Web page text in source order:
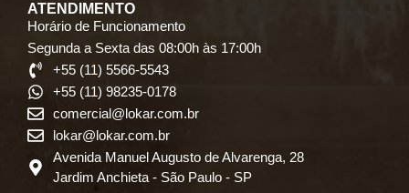
ATENDIMENTO
Horário de Funcionamento
Segunda a Sexta das 08:00h às 17:00h
+55 (11) 5566-5543
+55 (11) 98235-0178
comercial@lokar.com.br
lokar@lokar.com.br
Avenida Manuel Augusto de Alvarenga, 28
Jardim Anchieta - São Paulo - SP